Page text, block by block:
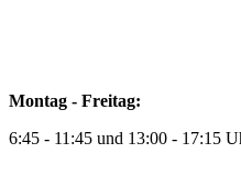
Montag - Freitag:
6:45 - 11:45 und 13:00 - 17:15